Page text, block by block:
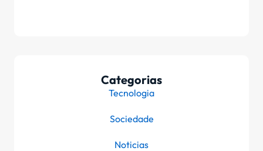
Categorias
Tecnologia
Sociedade
Noticias